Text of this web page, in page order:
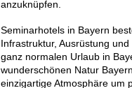
anzuknüpfen.
Seminarhotels in Bayern
Infrastruktur, Ausrüstung
ganz normalen Urlaub in
wunderschönen Natur
einzigartige Atmosphäre um